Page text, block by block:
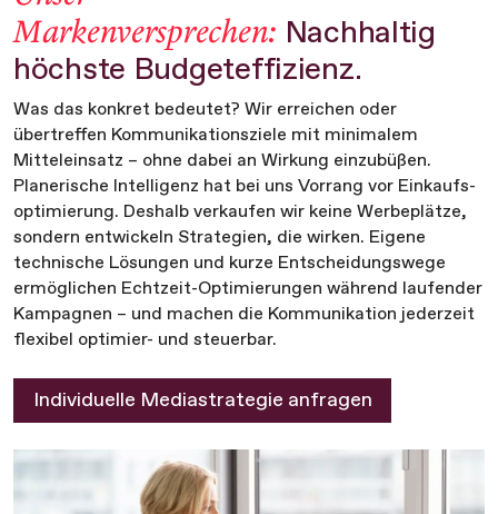
Markenversprechen: Nachhaltig
höchste Budgeteffizienz.
Was das konkret bedeutet? Wir erreichen oder
übertreffen Kommunikationsziele mit minimalem
Mitteleinsatz – ohne dabei an Wirkung einzubüßen.
Planerische Intelligenz hat bei uns Vorrang vor Einkaufs-
optimierung. Deshalb verkaufen wir keine Werbeplätze,
sondern entwickeln Strategien, die wirken. Eigene
technische Lösungen und kurze Entscheidungswege
ermöglichen Echtzeit-Optimierungen während laufender
Kampagnen – und machen die Kommunikation jederzeit
flexibel optimier- und steuerbar.
Individuelle Mediastrategie anfragen